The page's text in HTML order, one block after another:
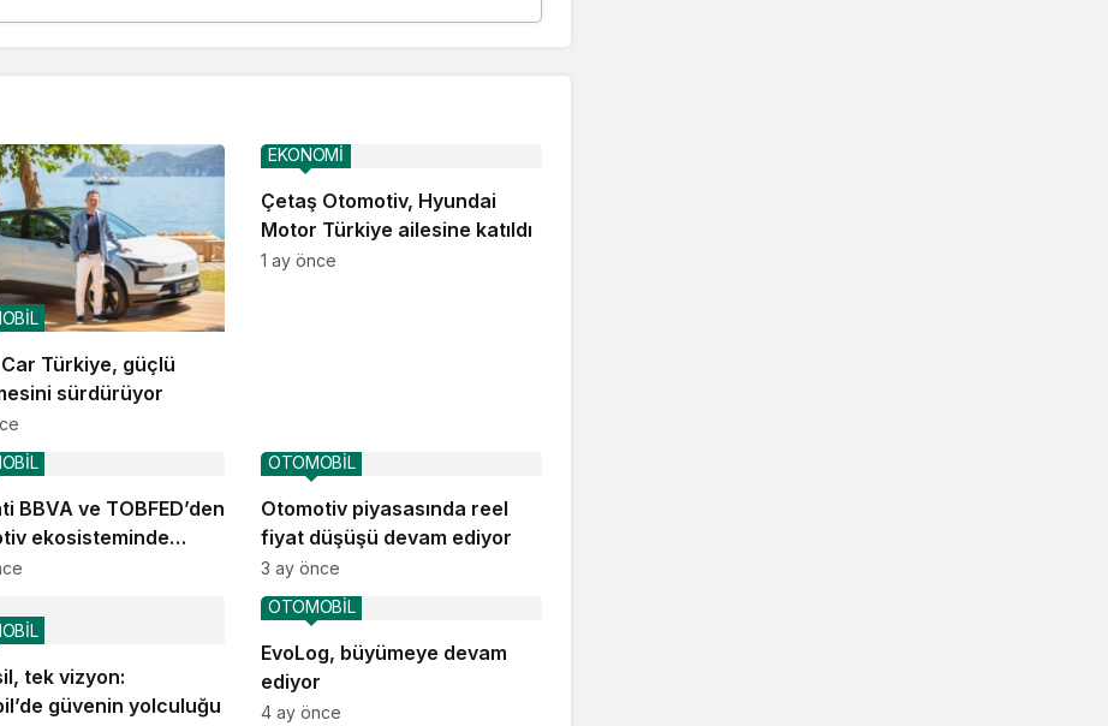
Türkiye, güçlü
sürdürüyor
Çetaş Otomotiv, Hyundai
Motor Türkiye ailesine katıldı
EKONOMİ
1 ay önce
BBVA ve TOBFED’den
ekosisteminde
birliği
Otomotiv piyasasında reel
fiyat düşüşü devam ediyor
OTOMOBİL
3 ay önce
tek vizyon:
güvenin yolculuğu
EvoLog, büyümeye devam
ediyor
OTOMOBİL
4 ay önce